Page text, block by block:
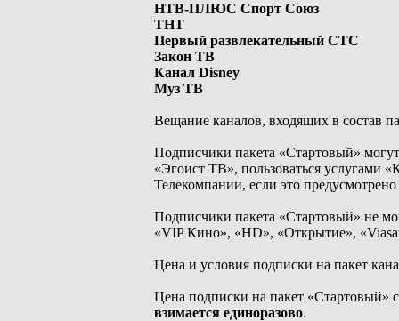
НТВ-ПЛЮС Спорт Союз
ТНТ
Первый развлекательный СТС
Закон ТВ
Канал Disney
Муз ТВ
Вещание каналов, входящих в состав
Подписчики пакета «Стартовый»
«Эгоист ТВ», пользоваться услугами
Телекомпании, если это
Подписчики пакета «Стартовый» не
«VIP Кино», «HD», «Открытие»,
Цена и условия подписки на пакет
Цена подписки на пакет «Стартовый»
взимается единоразово.